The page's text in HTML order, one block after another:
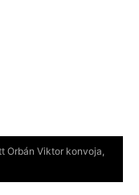
Orbán Viktor konvoja,